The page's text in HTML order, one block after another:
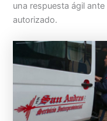
una respuesta ágil
autorizado.